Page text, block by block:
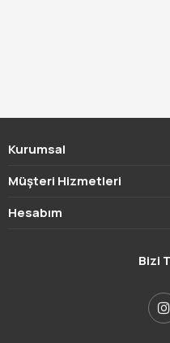
Kurumsal
Müşteri Hizmetleri
Hesabım
Bizi